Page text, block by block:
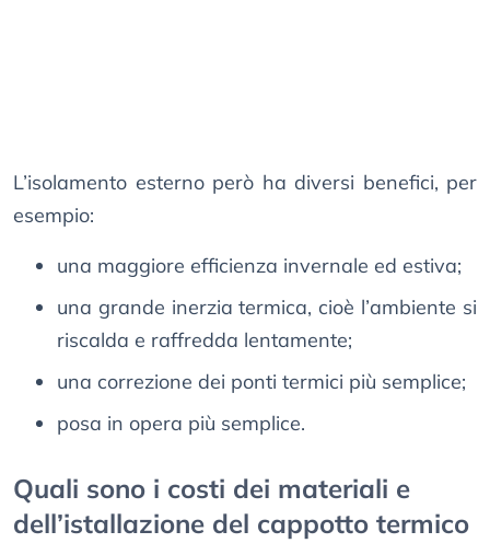
L’isolamento esterno però ha diversi benefici, per
esempio:
una maggiore efficienza invernale ed estiva;
una grande inerzia termica, cioè l’ambiente si
riscalda e raffredda lentamente;
una correzione dei ponti termici più semplice;
posa in opera più semplice.
Quali sono i costi dei materiali e
dell’istallazione del cappotto termico